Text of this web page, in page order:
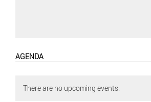
AGENDA
There are no upcoming events.